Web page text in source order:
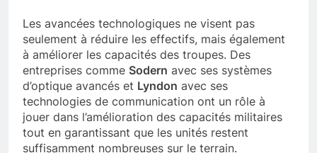
Les avancées technologiques ne visent pas
seulement à réduire les effectifs, mais également
à améliorer les capacités des troupes. Des
entreprises commeSodernavec ses systèmes
d’optique avancés etLyndonavec ses
technologies de communication ont un rôle à
jouer dans l’amélioration des capacités militaires
tout en garantissant que les unités restent